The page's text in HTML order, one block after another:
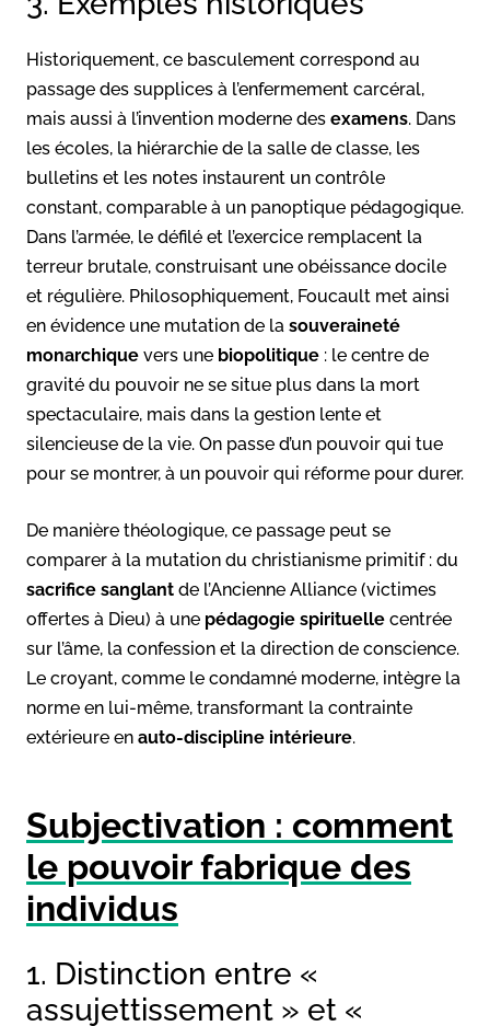
Historiquement, ce basculement correspond au
passage des supplices à l’enfermement carcéral,
mais aussi à l’invention moderne des examens. Dans
les écoles, la hiérarchie de la salle de classe, les
bulletins et les notes instaurent un contrôle
constant, comparable à un panoptique pédagogique.
Dans l’armée, le défilé et l’exercice remplacent la
terreur brutale, construisant une obéissance docile
et régulière. Philosophiquement, Foucault met ainsi
en évidence une mutation de la souveraineté
monarchique vers une biopolitique : le centre de
gravité du pouvoir ne se situe plus dans la mort
spectaculaire, mais dans la gestion lente et
silencieuse de la vie. On passe d’un pouvoir qui tue
pour se montrer, à un pouvoir qui réforme pour durer.
De manière théologique, ce passage peut se
comparer à la mutation du christianisme primitif : du
sacrifice sanglant de l’Ancienne Alliance (victimes
offertes à Dieu) à une pédagogie spirituelle centrée
sur l’âme, la confession et la direction de conscience.
Le croyant, comme le condamné moderne, intègre la
norme en lui-même, transformant la contrainte
extérieure en auto-discipline intérieure.
Subjectivation : comment
le pouvoir fabrique des
individus
1. Distinction entre «
assujettissement » et «